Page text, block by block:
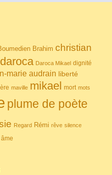
Brahim christian
daroca Daroca Mikael dignité
marie audrain liberté
maville mikael mort mots
plume de poète
Regard Rémi rêve silence
âme